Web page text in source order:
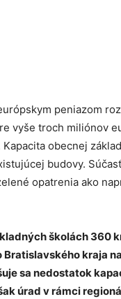
peniazom
vyše troch miliónov
obecnej
budovy.
opatrenia ako
školách 360
kraja
sa nedostatok
úrad v rámci